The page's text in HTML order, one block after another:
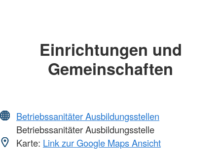
Einrichtungen und
Gemeinschaften
Betriebssanitäter Ausbildungsstellen
Betriebssanitäter Ausbildungsstelle
Karte: Link zur Google Maps Ansicht